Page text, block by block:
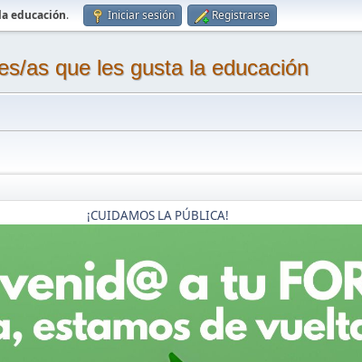
educación. Iniciar sesión Registrarse
as que les gusta la educación
¡CUIDAMOS LA PÚBLICA!